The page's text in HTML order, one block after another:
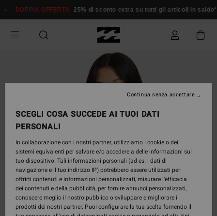
alle
prodotto
DOPPIA OFFERTA 25% di sconto extra su tutti gli articoli in
SCEGLI COSA SUCCEDE AI TUOI DATI
PERSONALI
In collaborazione con i nostri partner, utilizziamo i cookie o dei
sistemi equivalenti per salvare e/o accedere a delle informazioni sul
tuo dispositivo. Tali informazioni personali (ad es. i dati di
navigazione e il tuo indirizzo IP) potrebbero essere utilizzati per:
offrirti contenuti e informazioni personalizzati, misurare l’efficacia
dei contenuti e della pubblicità, per fornire annunci personalizzati,
conoscere meglio il nostro pubblico o sviluppare e migliorare i
prodotti dei nostri partner. Puoi configurare la tua scelta fornendo il
Continua senza accettare